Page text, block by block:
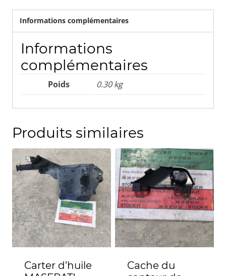
Informations complémentaires
Informations
complémentaires
Poids 0.30 kg
Produits similaires
Carter d’huile
Cache du